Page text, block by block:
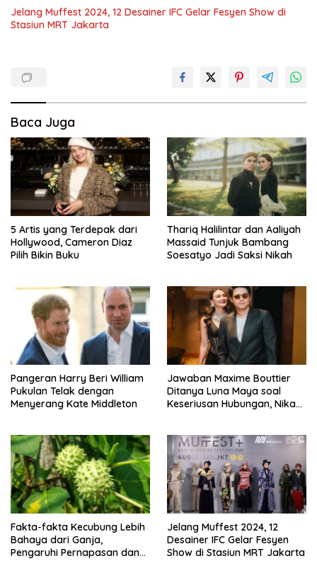
Jelang Muffest 2024, 12 Desainer IFC Gelar Fesyen Show di
Stasiun MRT Jakarta
Baca Juga
5 Artis yang Terdepak dari
Hollywood, Cameron Diaz
Pilih Bikin Buku
Thariq Halilintar dan Aaliyah
Massaid Tunjuk Bambang
Soesatyo Jadi Saksi Nikah
Pangeran Harry Beri William
Pukulan Telak dengan
Menyerang Kate Middleton
Jawaban Maxime Bouttier
Ditanya Luna Maya soal
Keseriusan Hubungan, Nikah
Fakta-fakta Kecubung Lebih
Bahaya dari Ganja,
Pengaruhi Pernapasan dan
Jelang Muffest 2024, 12
Desainer IFC Gelar Fesyen
Show di Stasiun MRT Jakarta